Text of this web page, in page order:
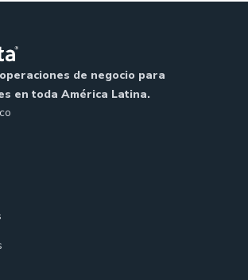
de negocio para
en toda América Latina.